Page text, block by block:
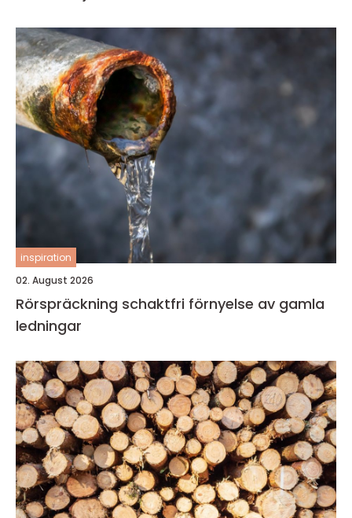
inspiration
02. August 2026
Rörspräckning schaktfri förnyelse av gamla
ledningar